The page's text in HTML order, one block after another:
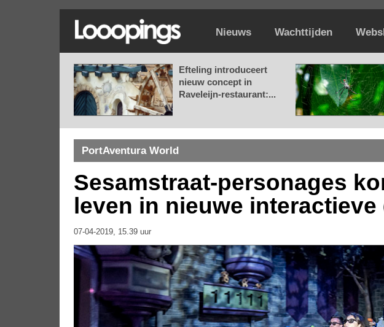
Nieuws Wachttijden
Efteling introduceert
nieuw concept in
Raveleijn-restaurant:...
PortAventura World
Sesamstraat-personages
leven in nieuwe
07-04-2019, 15.39 uur